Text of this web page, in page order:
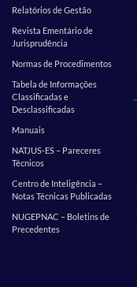
Relatórios de Gestão
Revista Ementário de
Jurisprudência
Normas de Procedimentos
Tabela de Informações
Classificadas e
Desclassificadas
Manuais
NATJUS-ES – Pareceres
Técnicos
Centro de Inteligência –
Notas Técnicas Publicadas
NUGEPNAC – Boletins de
Precedentes